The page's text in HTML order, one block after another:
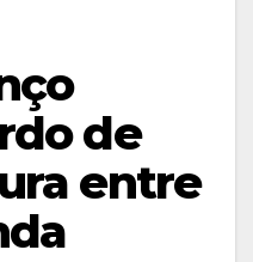
de
entre